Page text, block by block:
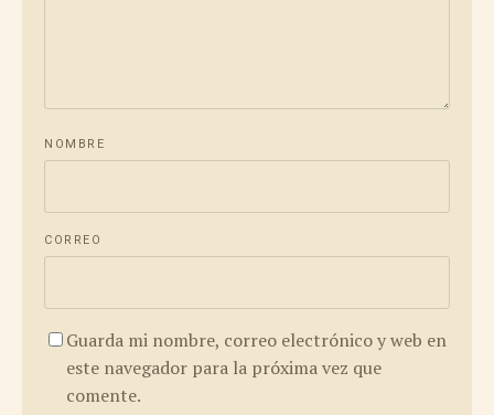
NOMBRE
CORREO
Guarda mi nombre, correo electrónico y web en
este navegador para la próxima vez que
comente.